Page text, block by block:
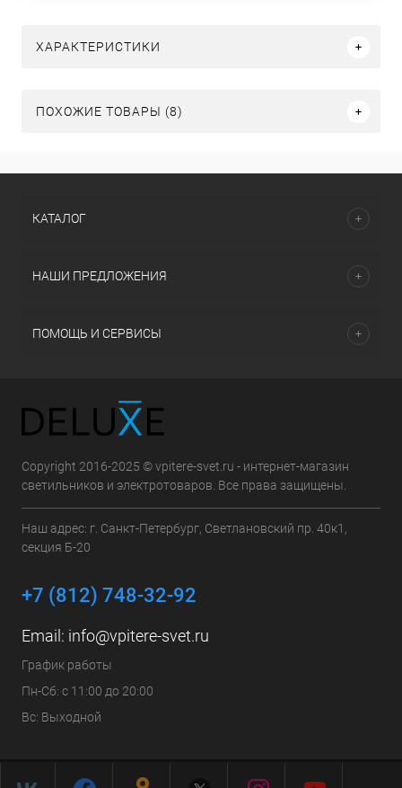
ХАРАКТЕРИСТИКИ
ПОХОЖИЕ ТОВАРЫ (8)
КАТАЛОГ
НАШИ ПРЕДЛОЖЕНИЯ
ПОМОЩЬ И СЕРВИСЫ
Copyright 2016-2025 © vpitere-svet.ru - интернет-магазин
светильников и электротоваров. Все права защищены.
Наш адрес: г. Санкт-Петербург, Светлановский пр. 40к1,
секция Б-20
+7 (812) 748-32-92
Email: info@vpitere-svet.ru
График работы
Пн-Сб: с 11:00 до 20:00
Вс: Выходной